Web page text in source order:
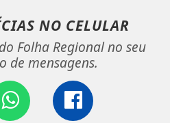
NO CELULAR
Folha Regional no seu
de mensagens.